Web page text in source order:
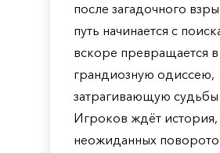
после загадочного
путь начинается с
вскоре превращается в
грандиозную одиссею,
затрагивающую
Игроков ждёт история,
неожиданных